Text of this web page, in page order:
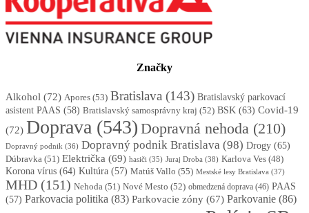
Značky
Alkohol (72) Apores (53) Bratislava (143) Bratislavský parkovací
asistent PAAS (58) Bratislavský samosprávny kraj (52) BSK (63) Covid-19
(72) Doprava (543) Dopravná nehoda (210)
Dopravný podnik (36) Dopravný podnik Bratislava (98) Drogy (65)
Dúbravka (51) Električka (69) hasiči (35) Juraj Droba (38) Karlova Ves (48)
Korona vírus (64) Kultúra (57) Matúš Vallo (55) Mestské lesy Bratislava (37)
MHD (151) Nehoda (51) Nové Mesto (52) obmedzená doprava (46) PAAS
(57) Parkovacia politika (83) Parkovacie zóny (67) Parkovanie (86)